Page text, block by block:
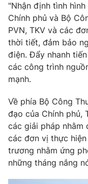
Video
VTV Money
VTV Sức khoẻ
Thị trường 24h
VTV4
VTV9
"Nhận định tình
Chính phủ và Bộ
PVN, TKV và các
thời tiết, đảm bảo
điện. Đẩy nhanh
các công trình
mạnh.
Về phía Bộ Công
đạo của Chính phủ,
các giải pháp nhằm
các đơn vị thực
trương nhằm ứng
những tháng nắng